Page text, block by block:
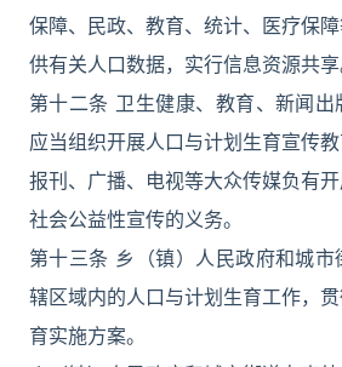
保障、民政、教育、统计、医疗保
供有关人口数据，实行信息资源共享
第十二条 卫生健康、教育、新闻出
应当组织开展人口与计划生育宣传教
报刊、广播、电视等大众传媒负有
社会公益性宣传的义务。
第十三条 乡（镇）人民政府和城
辖区域内的人口与计划生育工作，
育实施方案。